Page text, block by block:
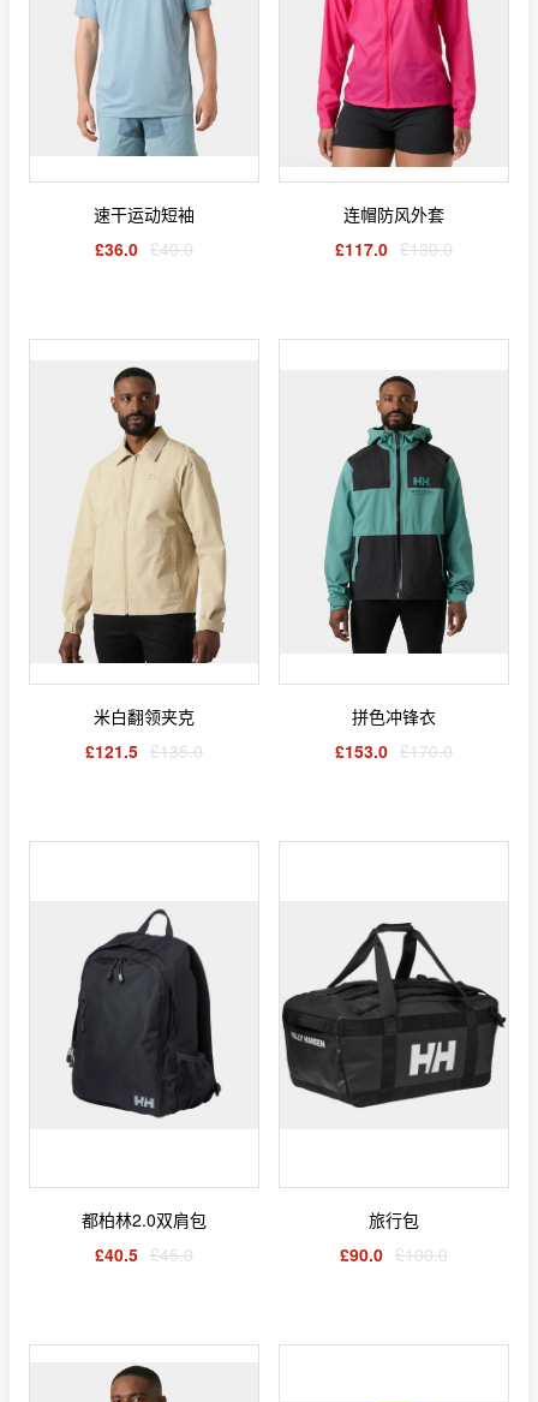
速干运动短袖
£36.0 £40.0
连帽防风外套
£117.0 £130.0
米白翻领夹克
£121.5 £135.0
拼色冲锋衣
£153.0 £170.0
都柏林2.0双肩包
£40.5 £45.0
旅行包
£90.0 £100.0